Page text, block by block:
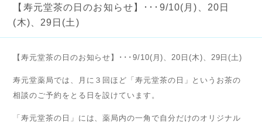
【寿元堂茶の日のお知らせ】･･･9/10(月)、20日
(木)、29日(土)
【寿元堂茶の日のお知らせ】･･･9/10(月)、20日(木)、29日(土)
寿元堂薬局では、月に３回ほど「寿元堂茶の日」というお茶の
相談のご予約をとる日を設けています。
「寿元堂茶の日」には、薬局内の一角で自分だけのオリジナル